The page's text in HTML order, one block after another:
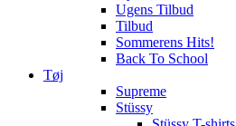
Ugens Tilbud
Tilbud
Sommerens Hits!
Back To School
Tøj
Supreme
Stüssy